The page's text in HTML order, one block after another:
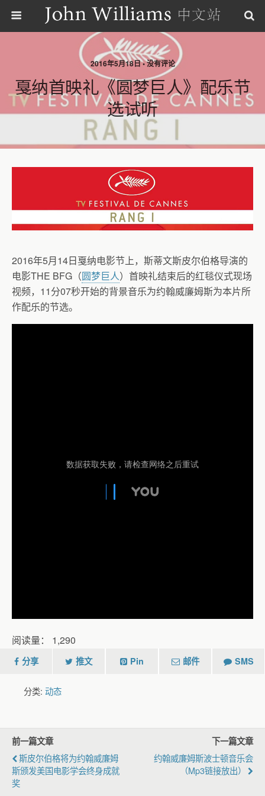
2016年5月18日 • 没有评论
戛纳首映礼《圆梦巨人》配乐节
选试听
2016年5月14日戛纳电影节上，斯蒂文斯皮尔伯格导演的
电影THE BFG（圆梦巨人）首映礼结束后的红毯仪式现场
视频，11分07秒开始的背景音乐为约翰威廉姆斯为本片所
作配乐的节选。
阅读量： 1,290
分享 推文 Pin 邮件 SMS
分类: 动态
前一篇文章
斯皮尔伯格将为约翰威廉姆
斯颁发美国电影学会终身成就
奖
下一篇文章
约翰威廉姆斯波士顿音乐会
（mp3链接放出）